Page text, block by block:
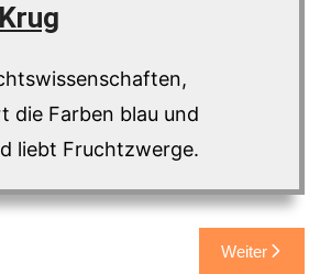
die Farben blau und
liebt Fruchtzwerge.
Weiter